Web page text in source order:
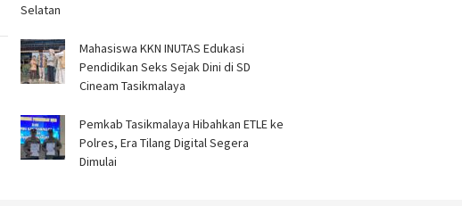
Selatan
Mahasiswa KKN INUTAS Edukasi
Pendidikan Seks Sejak Dini di SD
Cineam Tasikmalaya
Pemkab Tasikmalaya Hibahkan ETLE ke
Polres, Era Tilang Digital Segera
Dimulai